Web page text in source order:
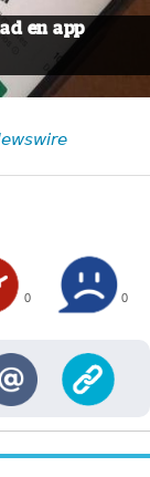
en app
0 0